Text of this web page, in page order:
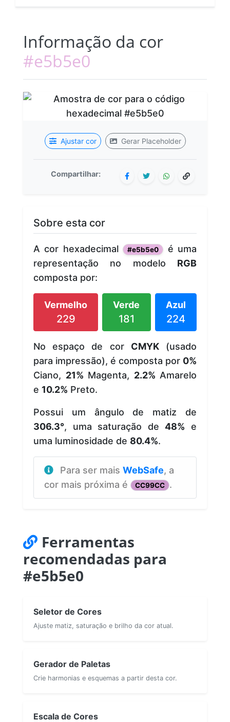
Informação da cor
#e5b5e0
Ajustar cor Gerar Placeholder
Compartilhar:
Sobre esta cor
A cor hexadecimal #e5b5e0
é uma
representação no modelo RGB
composta por:
Vermelho
229
Verde
181
Azul
224
No espaço de cor CMYK(usado
para impressão), é composta por 0%
Ciano, 21% Magenta, 2.2% Amarelo
e 10.2% Preto.
Possui um ângulo de matiz de
306.3°, uma saturação de48% e
uma luminosidade de 80.4%.
Para ser mais WebSafe, a
cor mais próxima é
CC99CC .
Ferramentas
recomendadas para
#e5b5e0
Seletor de Cores
Ajuste matiz, saturação e brilho da cor atual.
Gerador de Paletas
Crie harmonias e esquemas a partir desta cor.
Escala de Cores